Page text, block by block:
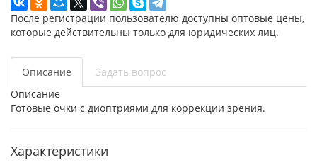
После регистрации пользователю доступны оптовые цены,
которые действительны только для юридических лиц.
Описание
Задать вопрос
Описание
Готовые очки с диоптриями для коррекции зрения.
Характеристики